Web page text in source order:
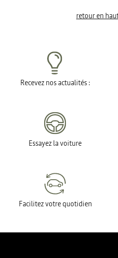
retour en
Recevez nos actualités :
Essayez la voiture
Facilitez votre quotidien